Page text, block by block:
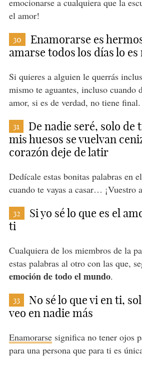
el amor!
30
Enamorarse es
amarse todos los días lo es
Si quieres a alguien le querrás
mismo te aguantes, incluso cuando
amor, si es de verdad, no tiene final.
31
De nadie seré, solo de
mis huesos se vuelvan
corazón deje de latir
Dedícale estas bonitas palabras en
cuando te vayas a casar… ¡Vuestro
32
Si yo sé lo que es el
ti
Cualquiera de los miembros de la
estas palabras al otro con las que,
emoción de todo el mundo.
33
No sé lo que vi en ti,
veo en nadie más
Enamorarsesignifica no tener ojos
para una persona que para ti es